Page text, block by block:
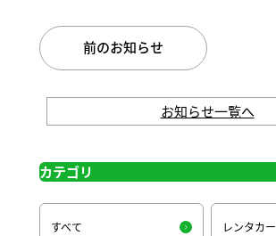
前のお知らせ
お知らせ一覧へ
カテゴリ
すべて レンタカー